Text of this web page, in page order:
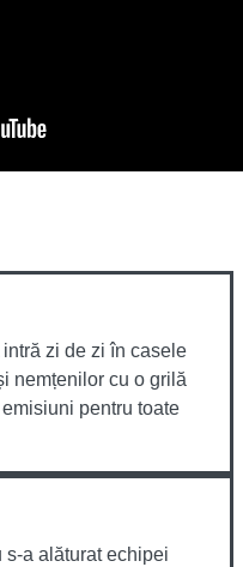
zi de zi în casele
nemțenilor cu o grilă
pentru toate
s-a alăturat echipei